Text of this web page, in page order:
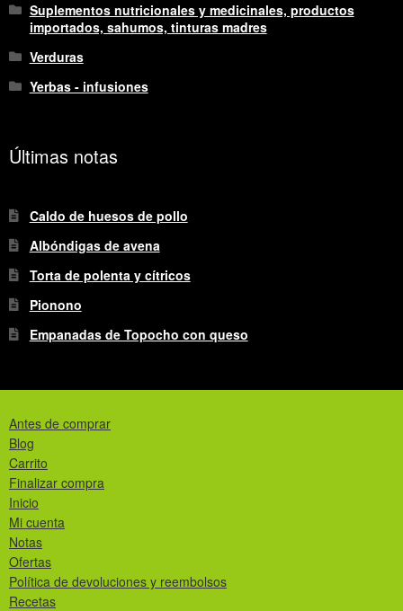
Suplementos nutricionales y medicinales, productos
importados, sahumos, tinturas madres
Verduras
Yerbas - infusiones
Últimas notas
Caldo de huesos de pollo
Albóndigas de avena
Torta de polenta y cítricos
Pionono
Empanadas de Topocho con queso
Antes de comprar
Blog
Carrito
Finalizar compra
Inicio
Mi cuenta
Notas
Ofertas
Política de devoluciones y reembolsos
Recetas